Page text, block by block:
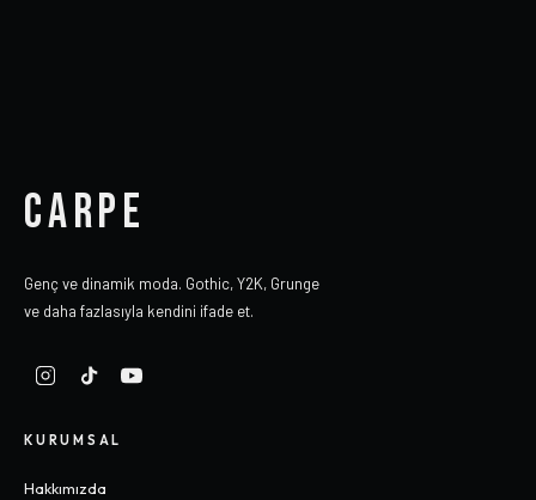
CARPE
Genç ve dinamik moda. Gothic, Y2K, Grunge
ve daha fazlasıyla kendini ifade et.
KURUMSAL
Hakkımızda